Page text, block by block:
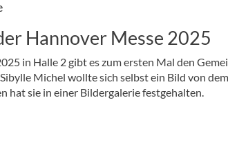
Hannover Messe 2025
in Halle 2 gibt es zum ersten Mal den
Michel wollte sich selbst ein Bild von
hat sie in einer Bildergalerie festgehalten.